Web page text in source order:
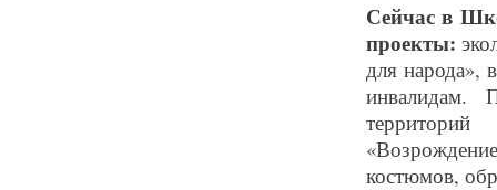
Сейчас в
проекты:
для народа»,
инвалидам.
костюмов,